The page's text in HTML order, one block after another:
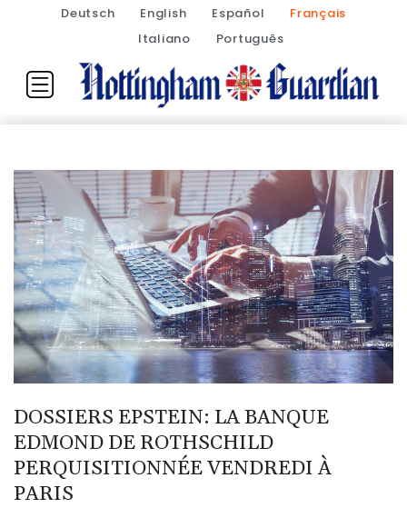
Deutsch English Español
Français
Italiano
Português
DOSSIERS EPSTEIN: LA BANQUE
EDMOND DE ROTHSCHILD
PERQUISITIONNÉE VENDREDI À
PARIS